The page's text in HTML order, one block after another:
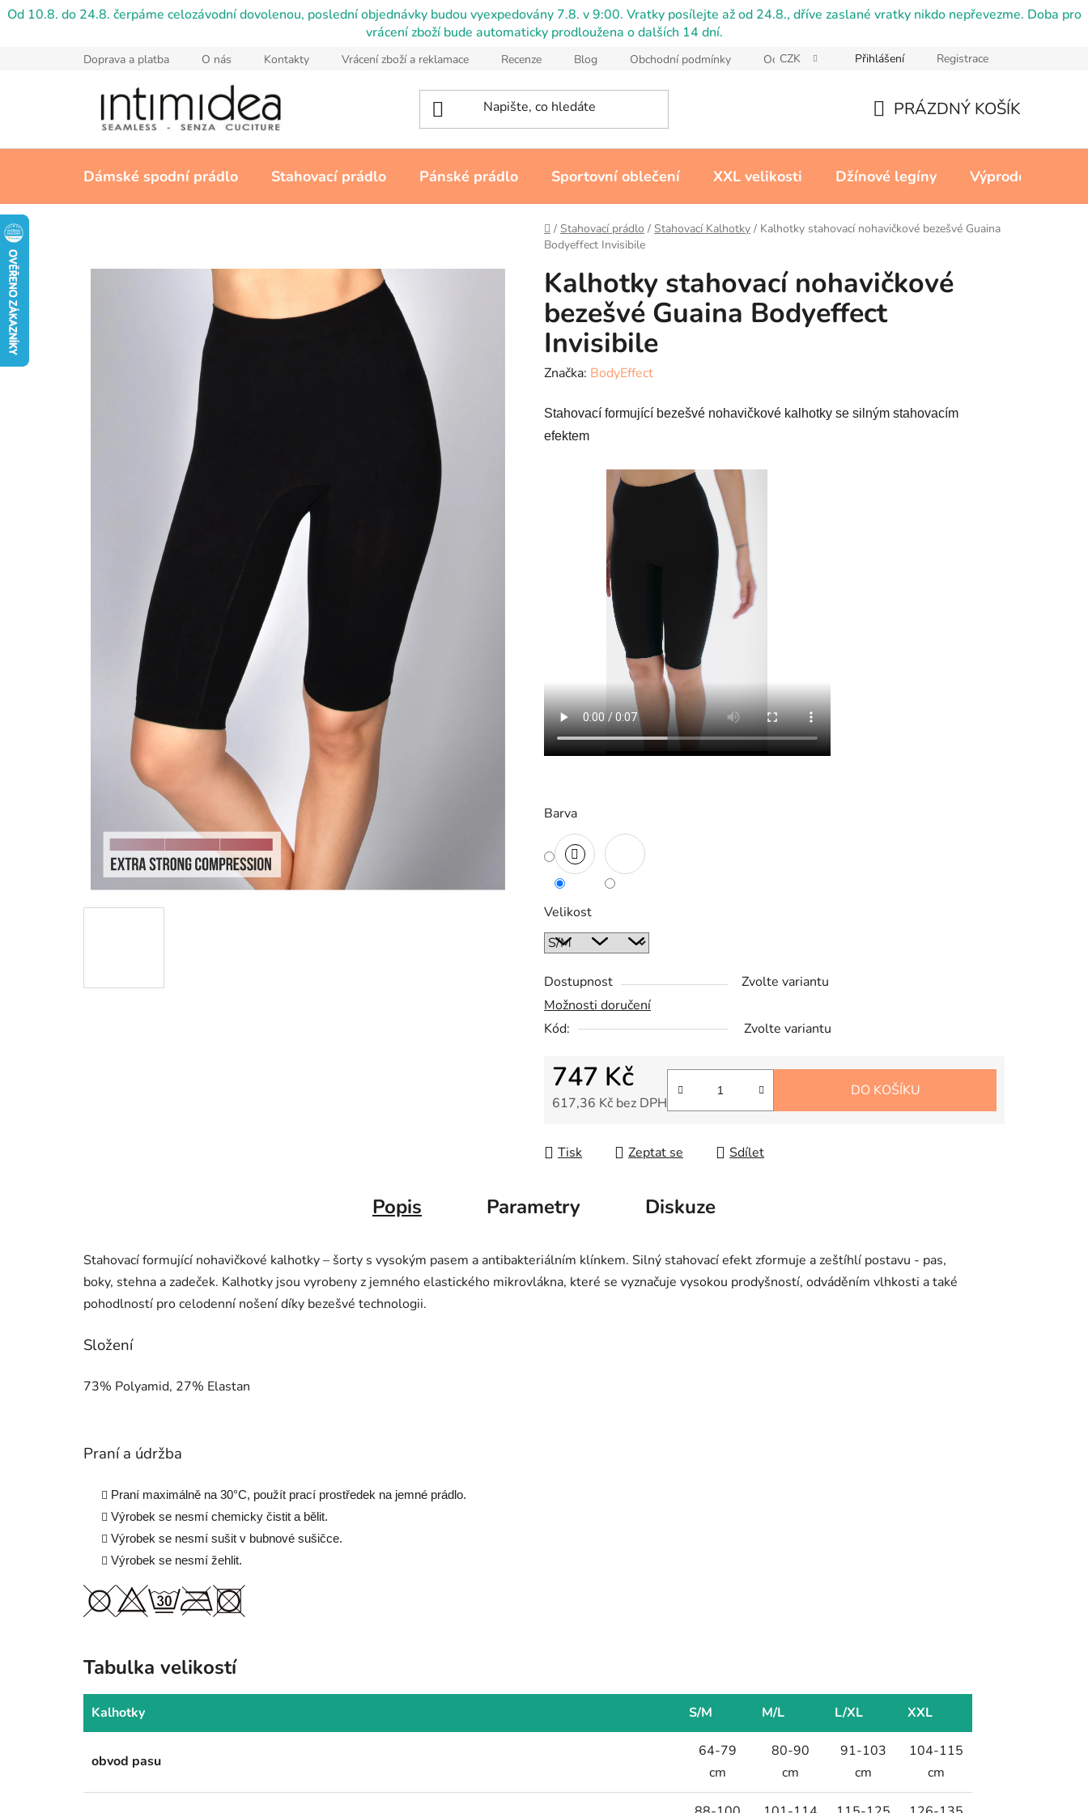
Přejít
Od 10.8. do 24.8. čerpáme celozávodní dovolenou, poslední objednávky budou vyexpedovány 7.8. v 9:00. Vratky posílejte až od 24.8., dříve zaslané vratky nikdo nepřevezme. Doba pro
vrácení zboží bude automaticky prodloužena o dalších 14 dní.
Doprava a platba O nás Kontakty Vrácení zboží a reklamace Recenze Blog Obchodní podmínky Ochrana osobních údajů Reklamační řád
CZK Přihlášení Registrace
KOŠÍK
PRÁZDNÝ KOŠÍK
Dámské spodní prádlo Stahovací prádlo Pánské prádlo Sportovní oblečení XXL velikosti Džínové legíny Výprodej
Domů
/ Stahovací prádlo / Stahovací Kalhotky / Kalhotky stahovací nohavičkové bezešvé Guaina
Bodyeffect Invisibile
Kalhotky stahovací nohavičkové
bezešvé Guaina Bodyeffect
Invisibile
Značka: BodyEffect
Stahovací formující bezešvé nohavičkové kalhotky se silným stahovacím
efektem
Barva
Velikost
Dostupnost
Zvolte variantu
Možnosti doručení
Kód:
Zvolte variantu
747 Kč
617,36 Kč bez DPH
DO KOŠÍKU
Tisk Zeptat se Sdílet
Popis Parametry Diskuze
Stahovací formující nohavičkové kalhotky – šorty s vysokým pasem a antibakteriálním klínkem. Silný stahovací efekt zformuje a zeštíhlí postavu - pas,
boky, stehna a zadeček. Kalhotky jsou vyrobeny z jemného elastického mikrovlákna, které se vyznačuje vysokou prodyšností, odváděním vlhkosti a také
pohodlností pro celodenní nošení díky bezešvé technologii.
Složení
73% Polyamid, 27% Elastan
Praní a údržba
Praní maximálně na 30°C, použít prací prostředek na jemné prádlo.
Výrobek se nesmí chemicky čistit a bělit.
Výrobek se nesmí sušit v bubnové sušičce.
Výrobek se nesmí žehlit.
Tabulka velikostí
Kalhotky S/M M/L L/XL XXL
obvod pasu
64-79
cm
80-90
cm
91-103
cm
104-115
cm